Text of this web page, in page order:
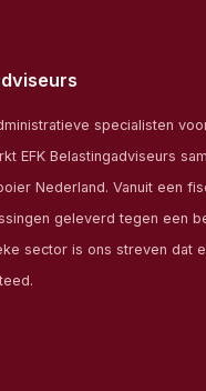
specialisten
EFK Belastingadviseurs
Nederland. Vanuit een
geleverd tegen een
sector is ons streven dat